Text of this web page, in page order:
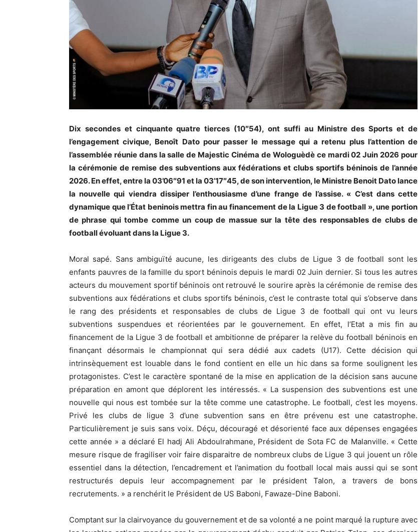
‎Dix secondes et cinquante quatre tierces (10″54), ont suffi au Ministre des Sports et de
l’engagement civique, Benoît Dato pour passer le message qui a retenu plus l’attention de
l’assemblée réunie dans la salle de Majestic Cinéma de Wologuèdè ce mardi 02 Juin 2026 pour
la cérémonie de remise des subventions aux fédérations et clubs sportifs béninois de l’année
2026. En effet, entre la 03’06″91 et la 03’17″45, de son intervention, le Ministre Benoit Dato lance
la nouvelle qui viendra dissiper l’enthousiasme d’une frange de l’assise. « C’est dans cette
dynamique que l’État beninois mettra fin au financement de la Ligue 3 de football », une portion
de phrase qui tombe comme un coup de massue sur la tête des responsables de clubs de
football évoluant dans la Ligue 3.
Moral sapé. Sans ambiguïté aucune, les dirigeants des clubs de Ligue 3 de football sont les
enfants pauvres de la famille du sport béninois depuis le mardi 02 Juin dernier. Si tous les autres
acteurs du mouvement sportif béninois ont retrouvé le sourire après la cérémonie de remise des
subventions aux fédérations et clubs sportifs béninois, c’est le contraste total qui s’observe dans
le rang des présidents et responsables de clubs de Ligue 3 de football qui ont vu leurs
subventions suspendues et réorientées par le gouvernement. En effet, l’Etat a mis fin au
financement de la Ligue 3 de football et ambitionne de préparer la relève du football béninois en
finançant désormais le championnat qui sera dédié aux cadets (U17). Cette décision qui
intrinsèquement est louable dans le fond contient en elle un hic dans sa forme soulignent les
protagonistes. C’est le caractère spontané de la mise en application de la décision sans aucune
préparation en amont que déplorent les intéressés. « La suspension des subventions est une
nouvelle qui nous est tombée sur la tête comme une catastrophe. Le football, c’est les moyens.
Privé les clubs de ligue 3 d’une subvention sans en être prévenu est une catastrophe.
Particulièrement je suis sans voix. Déçu, découragé et désorienté face aux dépenses engagées
cette année » a déclaré El hadj Ali Abdoulrahmane, Président de Sota FC de Malanville. « Cette
mesure risque de fragiliser voir faire disparaitre de nombreux clubs de Ligue 3 qui jouent un rôle
essentiel dans la détection, l’encadrement et l’animation du football local mais aussi qui se sont
restructurés depuis leur accompagnement par le président Talon, a travers de bons
recrutements. » a renchérit le Président de US Baboni, Fawaze-Dine Baboni.
‎Comptant sur la clairvoyance du gouvernement et de sa volonté a ne point marqué la rupture avec